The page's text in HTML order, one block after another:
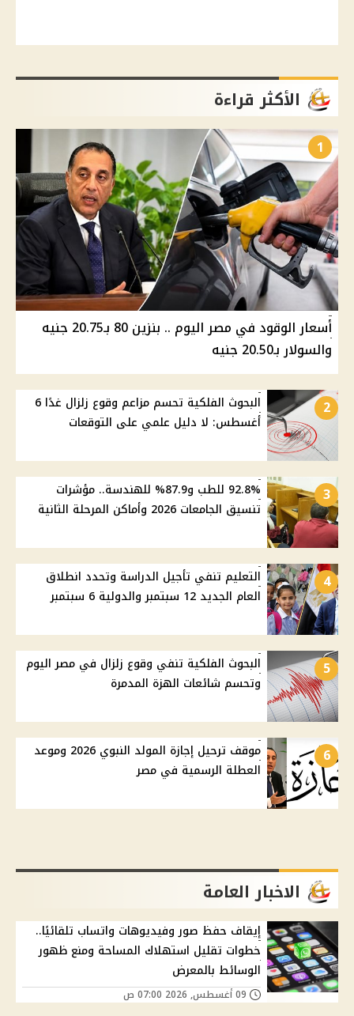
الأكثر قراءة
1
أسعار الوقود في مصر اليوم .. بنزين 80 بـ20.75 جنيه
والسولار بـ20.50 جنيه
2
البحوث الفلكية تحسم مزاعم وقوع زلزال غدًا 6
أغسطس: لا دليل علمي على التوقعات
3
92.8% للطب و87.9% للهندسة.. مؤشرات
تنسيق الجامعات 2026 وأماكن المرحلة الثانية
4
التعليم تنفي تأجيل الدراسة وتحدد انطلاق
العام الجديد 12 سبتمبر والدولية 6 سبتمبر
5
البحوث الفلكية تنفي وقوع زلزال في مصر اليوم
وتحسم شائعات الهزة المدمرة
6
موقف ترحيل إجازة المولد النبوي 2026 وموعد
العطلة الرسمية في مصر
الاخبار العامة
إيقاف حفظ صور وفيديوهات واتساب تلقائيًا..
خطوات تقليل استهلاك المساحة ومنع ظهور
الوسائط بالمعرض